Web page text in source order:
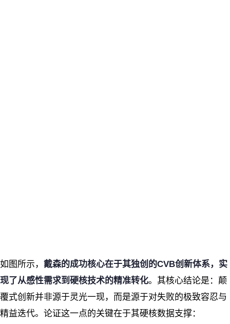
如图所示， 戴森的成功核心在于其独创的CVB创新体系，实
现了从感性需求到硬核技术的精准转化。其核心结论是：颠
覆式创新并非源于灵光一现，而是源于对失败的极致容忍与
精益迭代。论证这一点的关键在于其硬核数据支撑：